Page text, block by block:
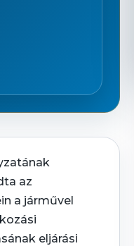
az
a járművel
eljárási